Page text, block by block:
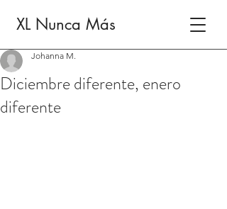
XL Nunca Más
Diciembre diferente, enero
diferente
Johanna M.